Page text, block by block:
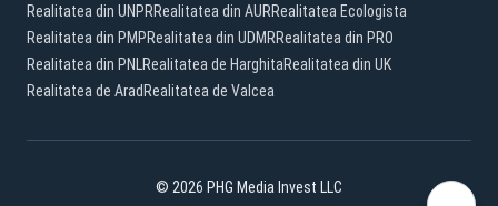
Realitatea din UNPRRealitatea din AURRealitatea Ecologista
Realitatea din PMPRealitatea din UDMRRealitatea din PRO
Realitatea din PNLRealitatea de HarghitaRealitatea din UK
Realitatea de Arad Realitatea de Valcea
© 2026 PHG Media Invest LLC